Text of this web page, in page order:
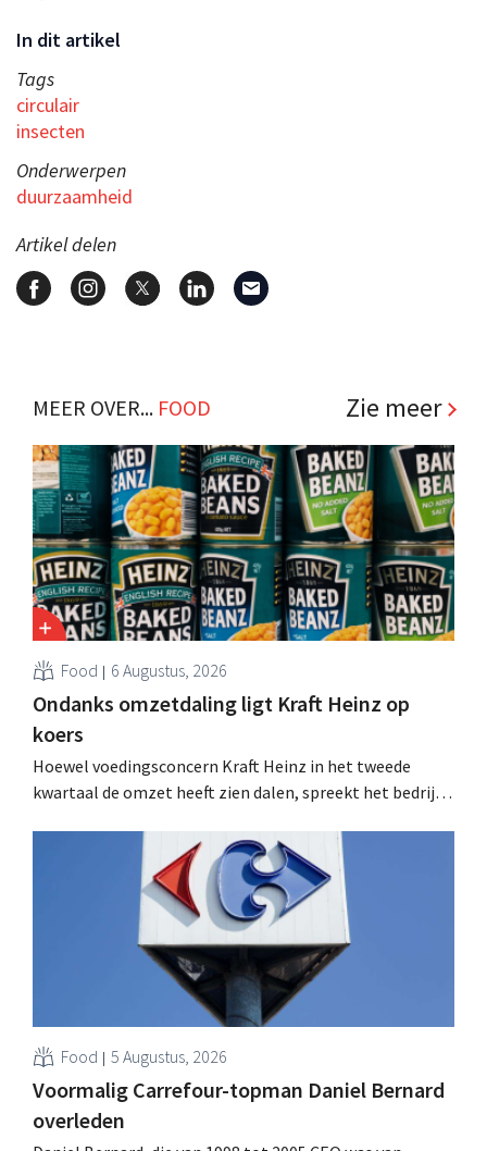
In dit artikel
Tags
circulair
insecten
Onderwerpen
duurzaamheid
Artikel delen
MEER OVER... FOOD Zie meer
Food 6 Augustus, 2026
Ondanks omzetdaling ligt Kraft Heinz op
koers
Hoewel voedingsconcern Kraft Heinz in het tweede
kwartaal de omzet heeft zien dalen, spreekt het bedrijf
multinational verhoogt de investeringen en de
vooruitzichten.
Food 5 Augustus, 2026
Voormalig Carrefour-topman Daniel Bernard
overleden